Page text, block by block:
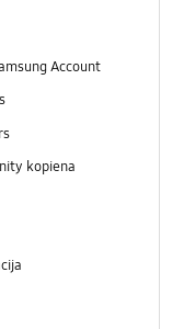
Account
kopiena